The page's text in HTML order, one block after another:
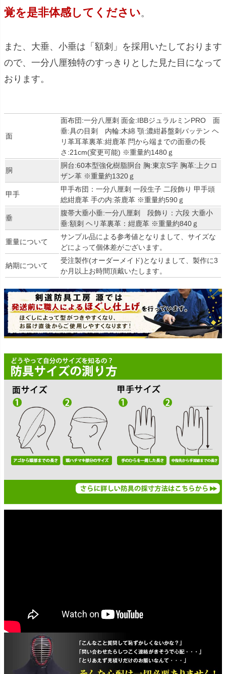
覚を是非体感してください。
また、大垂、小垂は「額刺」を採用いたしております
ので、一分八厘独特のすっきりとした見た目になって
おります。
面
面布団:一分八厘刺 面金:IBBジュラルミンPRO 面
垂:具の目刺 内輪:木綿 顎:濃紺碁盤刺バッテン ヘ
リ革耳革裏革:紺鹿革 閂から端までの面垂の長
さ:21cm(変更可能) ※重量約1480ｇ
胴
胴台:60本型強化樹脂胴台 胸:東京S字 胸革:上クロ
ザン革 ※重量約1320ｇ
甲手
甲手布団：一分八厘刺 一段生子 二段飾り 甲手頭
総紺鹿革 手の内:茶鹿革 ※重量約590ｇ
垂
腹帯大垂小垂:一分八厘刺 段飾り：六段 大垂小
垂:額刺 ヘリ革裏革：紺鹿革 ※重量約840ｇ
重量について
サンプル品による参考値となりまして、サイズな
どによって個体差がございます。
納期について
受注製作(オーダーメイド)となりまして、製作に3
か月以上お時間頂戴いたします。